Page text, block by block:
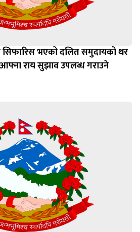
सिफारिस भएको दलित समुदायको थर
राय सुझाव उपलब्ध गराउने